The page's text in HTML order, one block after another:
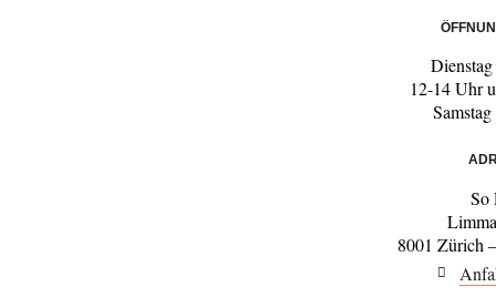
12-14 Uhr
So
8001 Zürich